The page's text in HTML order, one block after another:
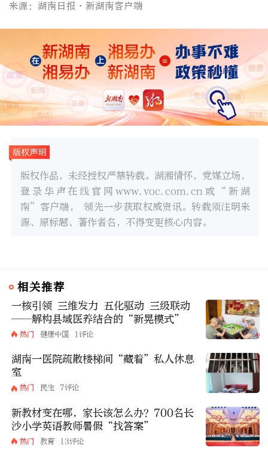
来源：湖南日报·新湖南客户端
版权作品，未经授权严禁转载。湖湘情怀，党媒立场，
登录华声在线官网www.voc.com.cn或“新湖
南”客户端， 领先一步获取权威资讯。转载须注明来
源、原标题、著作者名，不得变更核心内容。
相关推荐
一核引领 三维发力 五化驱动 三级联动
——解构县域医养结合的“新晃模式”
热门 健康中国 1评论
湖南一医院疏散楼梯间“藏着”私人休息
室
热门 民生 7评论
新教材变在哪，家长该怎么办？700名长
沙小学英语教师暑假“找答案”
热门 教育 13评论